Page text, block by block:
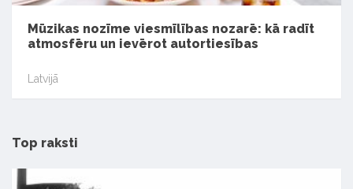
Mūzikas nozīme viesmīlības nozarē: kā radīt
atmosfēru un ievērot autortiesības
Latvijā
Top raksti